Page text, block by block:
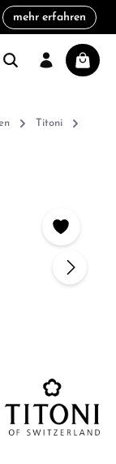
mehr erfahren
Titoni